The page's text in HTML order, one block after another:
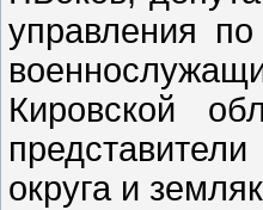
управления
Кировской
округа и